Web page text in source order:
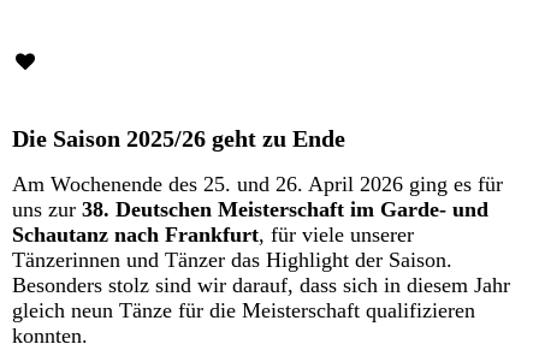
Die Saison 2025/26 geht zu Ende
Am Wochenende des 25. und 26. April 2026 ging es für
uns zur 38. Deutschen Meisterschaft im Garde- und
Schautanz nach Frankfurt, für viele unserer
Tänzerinnen und Tänzer das Highlight der Saison.
Besonders stolz sind wir darauf, dass sich in diesem Jahr
gleich neun Tänze für die Meisterschaft qualifizieren
konnten.